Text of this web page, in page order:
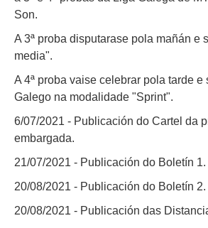
Son.
A 3ª proba disputarase pola mañán e
media".
A 4ª proba vaise celebrar pola tarde e
Galego na modalidade "Sprint".
6/07/2021 - Publicación do Cartel da
embargada.
21/07/2021 - Publicación do Boletín 1.
20/08/2021 - Publicación do Boletín 2.
20/08/2021 - Publicación das